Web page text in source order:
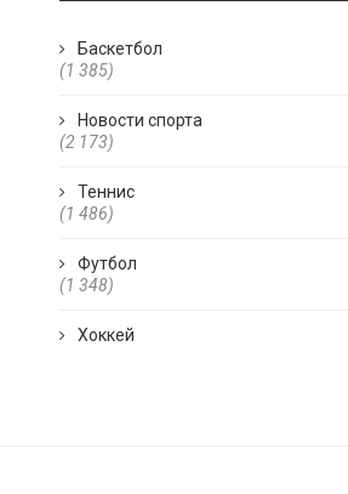
Баскетбол
(1 385)
Новости спорта
(2 173)
Теннис
(1 486)
Футбол
(1 348)
Хоккей